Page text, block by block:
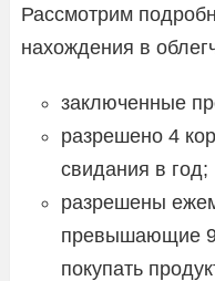
Рассмотрим
нахождения в
заключенные
разрешено 4
свидания в год;
разрешены
превышающие
покупать